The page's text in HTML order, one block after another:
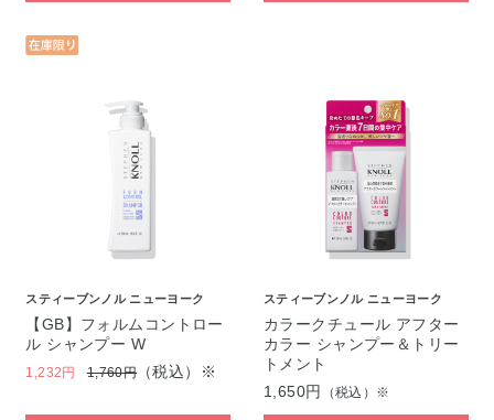
スティーブンノル ニューヨーク
【GB】フォルムコントロー
ル シャンプー W
1,232円 1,760円 （税込）※
スティーブンノル ニューヨーク
カラークチュール アフター
カラー シャンプー＆トリー
トメント
1,650円
（税込）※